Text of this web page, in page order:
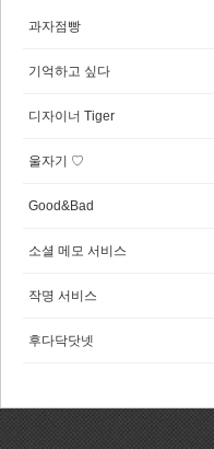
과자점빵
기억하고 싶다
디자이너 Tiger
울자기 ♡
Good&Bad
소셜 메모 서비스
작명 서비스
후다닥닷넷